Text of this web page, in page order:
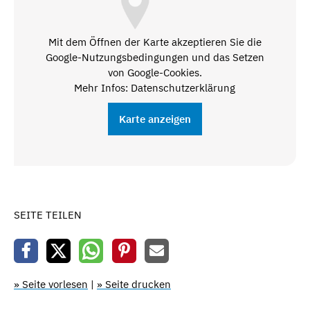
Mit dem Öffnen der Karte akzeptieren Sie die
Google-Nutzungsbedingungen und das Setzen
von Google-Cookies.
Mehr Infos: Datenschutzerklärung
Karte anzeigen
SEITE TEILEN
» Seite vorlesen | » Seite drucken